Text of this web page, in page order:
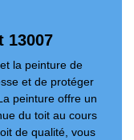
13007
la peinture de
et de protéger
peinture offre un
du toit au cours
de qualité, vous